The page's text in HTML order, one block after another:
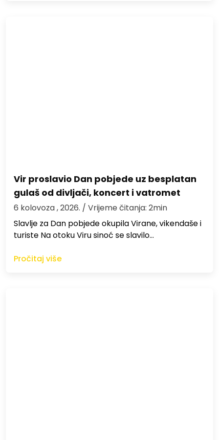
Vir proslavio Dan pobjede uz besplatan
gulaš od divljači, koncert i vatromet
6 kolovoza , 2026. / Vrijeme čitanja: 2min
Slavlje za Dan pobjede okupila Virane, vikendaše i
turiste Na otoku Viru sinoć se slavilo…
Pročitaj više